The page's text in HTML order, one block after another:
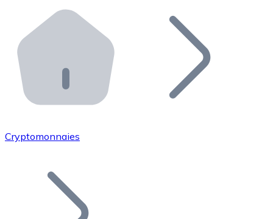
Distributeurs automatiques Bitnovo
Intégrez un ATM Bitnovo dans votre entreprise et
API Bitnovo
Intégrez notre API dans votre écosystème.
Rejoignez notre réseau de distributeurs et
Ajoutez le token de votre projet à notre service
Cryptomonnaies